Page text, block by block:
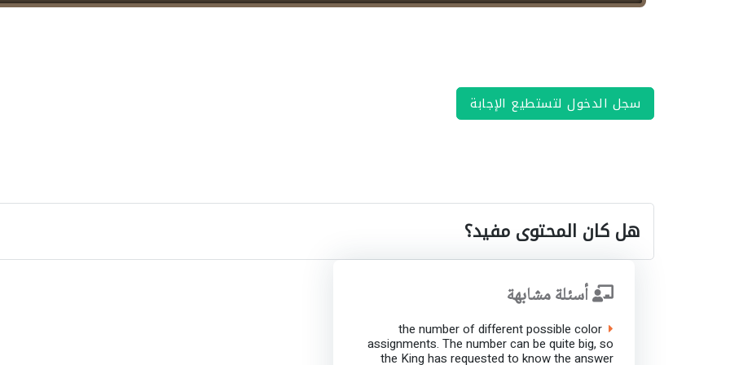
سجل الدخول لتستطيع الإجابة
هل كان المحتوى مفيد؟
أسئلة مشابهة
the number of different possible color
assignments. The number can be quite big, so
the King has requested to know the answer